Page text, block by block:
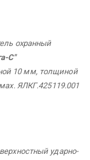
охранный
С"
10 мм, толщиной
ЯЛКГ.425119.001
ударно-